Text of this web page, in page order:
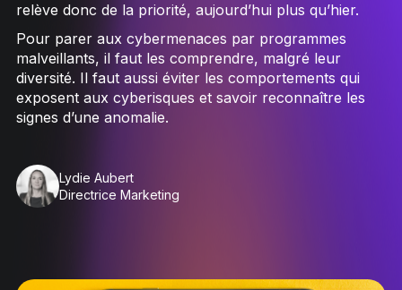
relève donc de la priorité, aujourd’hui plus qu’hier.
Pour parer aux cybermenaces par programmes
malveillants, il faut les comprendre, malgré leur
diversité. Il faut aussi éviter les comportements qui
exposent aux cyberisques et savoir reconnaître les
signes d’une anomalie.
Lydie Aubert
Directrice Marketing